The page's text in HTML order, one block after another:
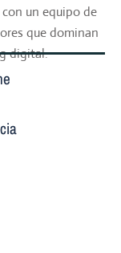
un equipo de
que dominan
digital.